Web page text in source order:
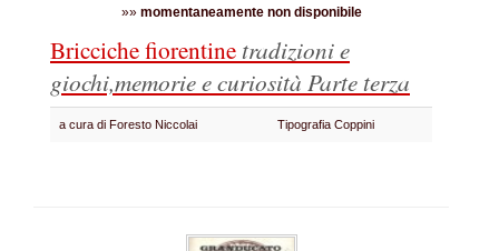
»» momentaneamente non disponibile
Bricciche fiorentine tradizioni e
giochi,memorie e curiosità Parte terza
a cura di Foresto Niccolai Tipografia Coppini